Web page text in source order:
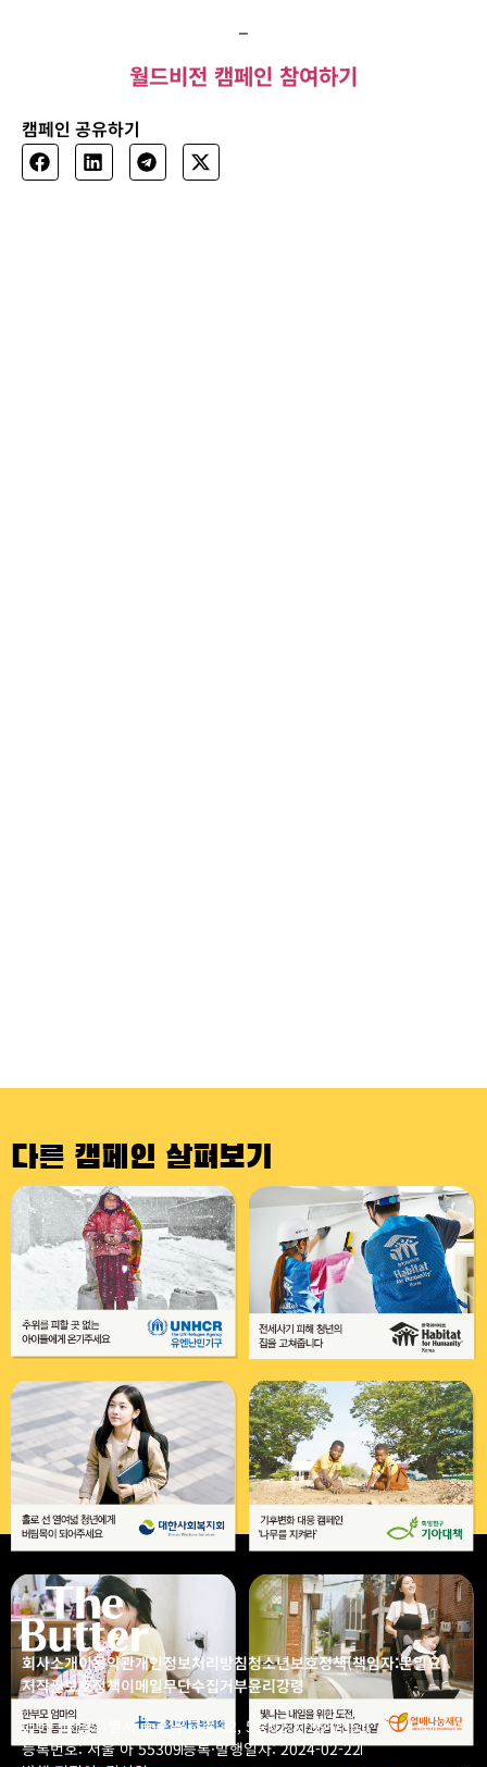
–
월드비전 캠페인 참여하기
캠페인 공유하기
다른 캠페인 살펴보기
회사소개이용약관개인정보처리방침청소년보호정책(책임자:문일요)
저작권보호정책이메일무단수집거부윤리강령
더버터서울특별시 중구 무교로 32, 5층02-3789-7861
등록번호: 서울 아 55309등록·발행일자: 2024-02-22